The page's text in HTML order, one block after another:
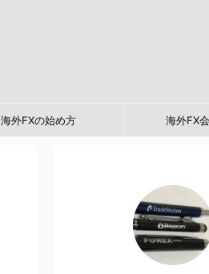
海外FXの始め方 海外FX